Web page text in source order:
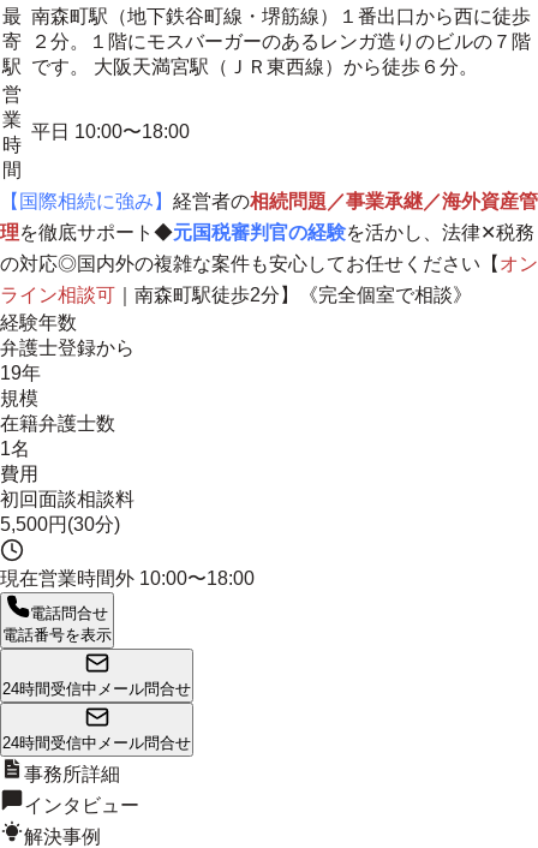
最
寄
駅
南森町駅（地下鉄谷町線・堺筋線）１番出口から西に徒歩
２分。１階にモスバーガーのあるレンガ造りのビルの７階
です。 大阪天満宮駅（ＪＲ東西線）から徒歩６分。
営
業
時
間
平日 10:00〜18:00
【国際相続に強み】 経営者の相続問題／事業承継／海外資産管
理を徹底サポート◆元国税審判官の経験を活かし、法律✕税務
の対応◎国内外の複雑な案件も安心してお任せください【 オン
ライン相談可 ｜南森町駅徒歩2分】《完全個室で相談》
経験年数
弁護士登録から
19年
規模
在籍弁護士数
1名
費用
初回面談相談料
5,500円(30分)
現在営業時間外 10:00〜18:00
電話問合せ
電話番号を表示
24時間受信中 メール問合せ
24時間受信中 メール問合せ
事務所詳細
インタビュー
解決事例